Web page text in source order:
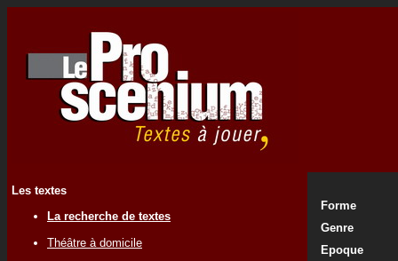
Les textes
La recherche de textes
Théâtre à domicile
Forme
Genre
Epoque